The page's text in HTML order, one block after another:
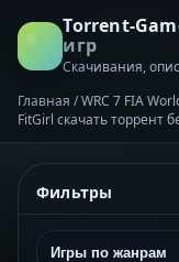
Torrent-
игр
Скачивания,
Главная /WRC 7 FIA
FitGirl скачать торрент
Фильтры
Игры по жанрам